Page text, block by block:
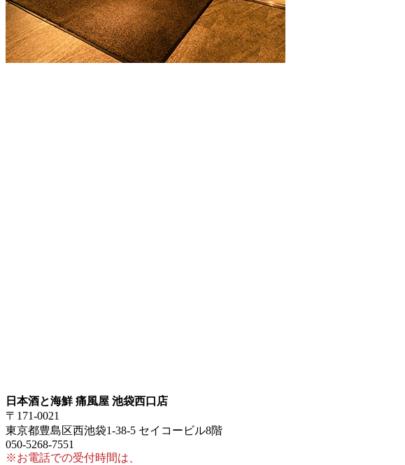
日本酒と海鮮 痛風屋 池袋西口店
〒171-0021
東京都豊島区西池袋1-38-5 セイコービル8階
050-5268-7551
※お電話での受付時間は、